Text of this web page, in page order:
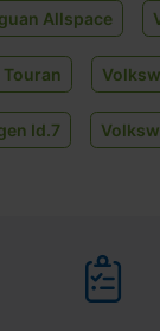
Allspace
Id.7